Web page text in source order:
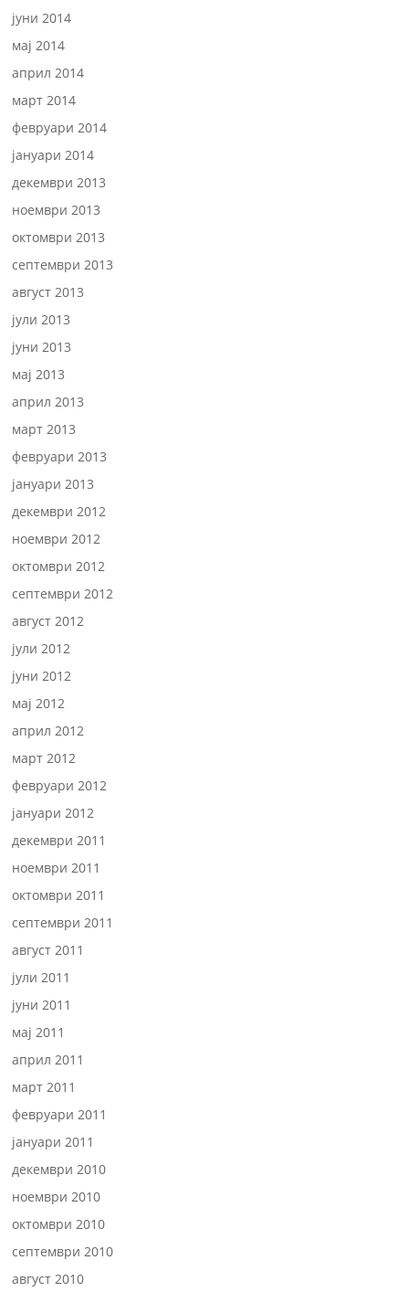
јуни 2014
мај 2014
април 2014
март 2014
февруари 2014
јануари 2014
декември 2013
ноември 2013
октомври 2013
септември 2013
август 2013
јули 2013
јуни 2013
мај 2013
април 2013
март 2013
февруари 2013
јануари 2013
декември 2012
ноември 2012
октомври 2012
септември 2012
август 2012
јули 2012
јуни 2012
мај 2012
април 2012
март 2012
февруари 2012
јануари 2012
декември 2011
ноември 2011
октомври 2011
септември 2011
август 2011
јули 2011
јуни 2011
мај 2011
април 2011
март 2011
февруари 2011
јануари 2011
декември 2010
ноември 2010
октомври 2010
септември 2010
август 2010